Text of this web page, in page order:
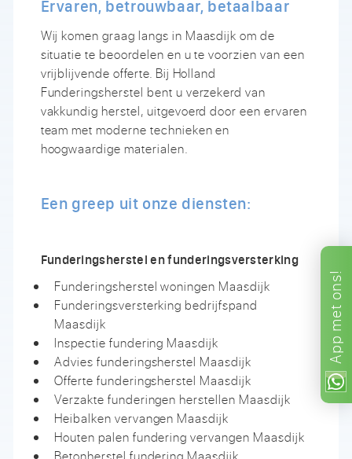
App
met
ons!
Ervaren, betrouwbaar, betaalbaar
Wij komen graag langs in Maasdijk om de
situatie te beoordelen en u te voorzien van een
vrijblijvende offerte. Bij Holland
Funderingsherstel bent u verzekerd van
vakkundig herstel, uitgevoerd door een ervaren
team met moderne technieken en
hoogwaardige materialen.
Een greep uit onze diensten:
Funderingsherstel en funderingsversterking
Funderingsherstel woningen Maasdijk
Funderingsversterking bedrijfspand
Maasdijk
Inspectie fundering Maasdijk
Advies funderingsherstel Maasdijk
Offerte funderingsherstel Maasdijk
Verzakte funderingen herstellen Maasdijk
Heibalken vervangen Maasdijk
Houten palen fundering vervangen Maasdijk
Betonherstel fundering Maasdijk